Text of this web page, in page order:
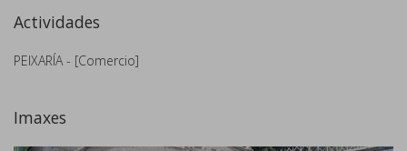
Actividades
PEIXARÍA - [Comercio]
Imaxes